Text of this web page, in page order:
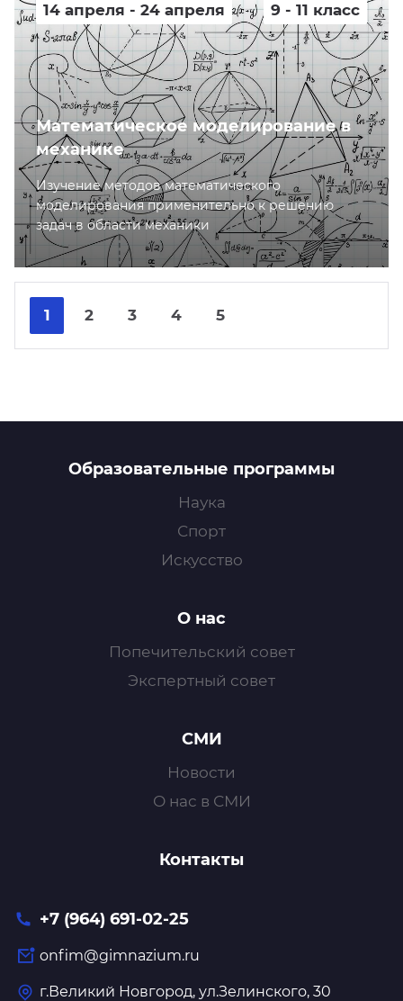
14 апреля - 24 апреля 9 - 11 класс
Математическое моделирование в
механике
Изучение методов математического
моделирования применительно к решению
задач в области механики
1 2 3 4 5
Образовательные программы
Наука
Спорт
Искусство
О нас
Попечительский совет
Экспертный совет
СМИ
Новости
О нас в СМИ
Контакты
+7 (964) 691-02-25
onfim@gimnazium.ru
г.Великий Новгород, ул.Зелинского, 30